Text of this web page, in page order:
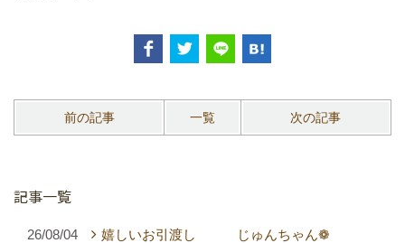
前の記事 一覧 次の記事
記事一覧
26/08/04 嬉しいお引渡し じゅんちゃん❁